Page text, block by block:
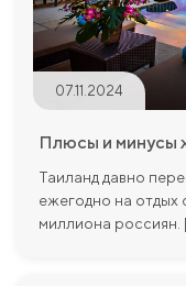
07.11.2024
Плюсы и минусы
Таиланд давно
ежегодно на отдых
миллиона россиян.